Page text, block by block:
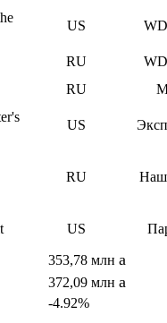
US
RU
RU
US
RU
US
353,78 млн a
372,09 млн a
-4.92%